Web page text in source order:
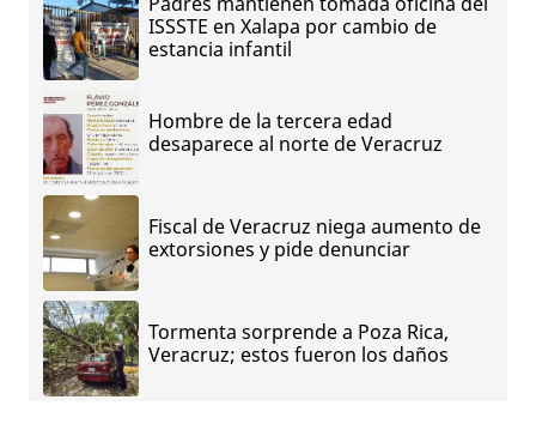
ISSSTE en Xalapa por cambio de
estancia infantil
Hombre de la tercera edad
desaparece al norte de Veracruz
Fiscal de Veracruz niega aumento de
extorsiones y pide denunciar
Tormenta sorprende a Poza Rica,
Veracruz; estos fueron los daños